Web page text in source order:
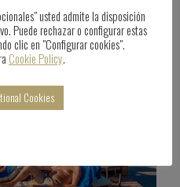
usted admite la disposición
Puede rechazar o configurar estas
clic en "Configurar cookies".
Cookie Policy.
Cookies